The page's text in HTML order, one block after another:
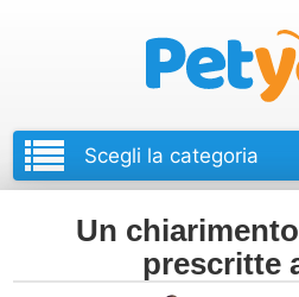
Un
prescritte